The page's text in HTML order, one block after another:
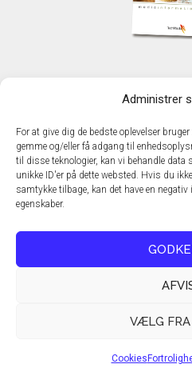
Administrer
For at give dig de bedste oplevelser
gemme og/eller få adgang til
til disse teknologier, kan vi behandle
unikke ID'er på dette websted. Hvis du
samtykke tilbage, kan det have en
egenskaber.
VÆLG
Cookies
DK – 2600
Telefon: +45
E-mail: